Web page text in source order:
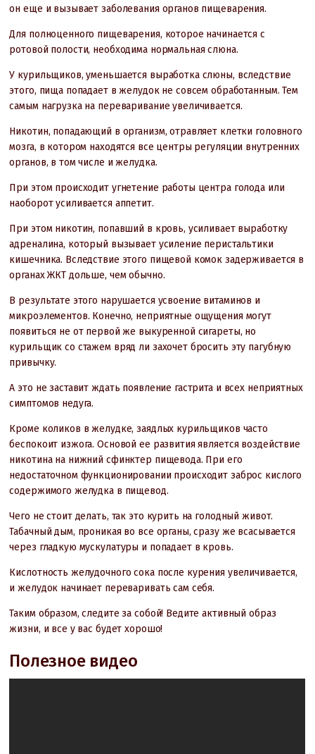
он еще и вызывает заболевания органов пищеварения.
Для полноценного пищеварения, которое начинается с
ротовой полости, необходима нормальная слюна.
У курильщиков, уменьшается выработка слюны, вследствие
этого, пища попадает в желудок не совсем обработанным. Тем
самым нагрузка на переваривание увеличивается.
Никотин, попадающий в организм, отравляет клетки головного
мозга, в котором находятся все центры регуляции внутренних
органов, в том числе и желудка.
При этом происходит угнетение работы центра голода или
наоборот усиливается аппетит.
При этом никотин, попавший в кровь, усиливает выработку
адреналина, который вызывает усиление перистальтики
кишечника. Вследствие этого пищевой комок задерживается в
органах ЖКТ дольше, чем обычно.
В результате этого нарушается усвоение витаминов и
микроэлементов. Конечно, неприятные ощущения могут
появиться не от первой же выкуренной сигареты, но
курильщик со стажем вряд ли захочет бросить эту пагубную
привычку.
А это не заставит ждать появление гастрита и всех неприятных
симптомов недуга.
Кроме коликов в желудке, заядлых курильщиков часто
беспокоит изжога. Основой ее развития является воздействие
никотина на нижний сфинктер пищевода. При его
недостаточном функционировании происходит заброс кислого
содержимого желудка в пищевод.
Чего не стоит делать, так это курить на голодный живот.
Табачный дым, проникая во все органы, сразу же всасывается
через гладкую мускулатуры и попадает в кровь.
Кислотность желудочного сока после курения увеличивается,
и желудок начинает переваривать сам себя.
Таким образом, следите за собой! Ведите активный образ
жизни, и все у вас будет хорошо!
Полезное видео